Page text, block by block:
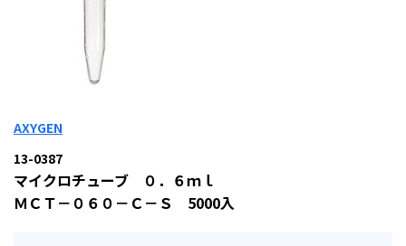
AXYGEN
13-0387
マイクロチューブ ０．６ｍｌ
ＭＣＴ－０６０－Ｃ－Ｓ 5000入